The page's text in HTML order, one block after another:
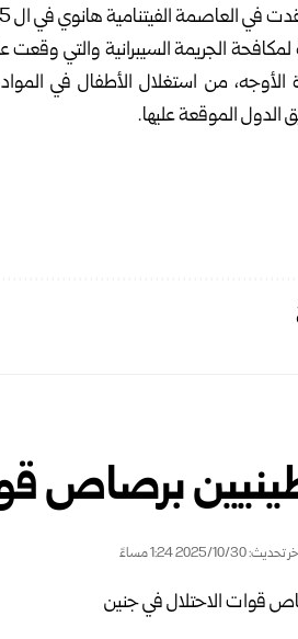
الفيتنامية هانوي في ال 25 من الشهر الجاري.
من استغلال الأطفال في
الدول الموقعة عليها.
تحديث: 2025/10/30 1:24 مساءً